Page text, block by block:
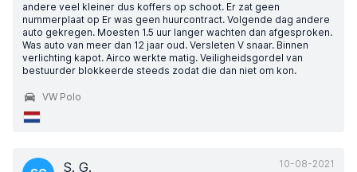
andere veel kleiner dus koffers op schoot. Er zat geen
nummerplaat op Er was geen huurcontract. Volgende dag andere
auto gekregen. Moesten 1.5 uur langer wachten dan afgesproken.
Was auto van meer dan 12 jaar oud. Versleten V snaar. Binnen
verlichting kapot. Airco werkte matig. Veiligheidsgordel van
bestuurder blokkeerde steeds zodat die dan niet om kon.
VW Polo
10-08-2021
S. G.